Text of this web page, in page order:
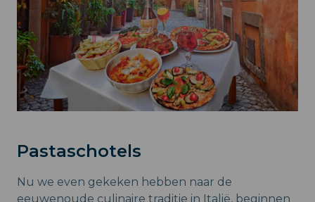
Pastaschotels
Nu we even gekeken hebben naar de
eeuwenoude culinaire traditie in Italië, beginnen